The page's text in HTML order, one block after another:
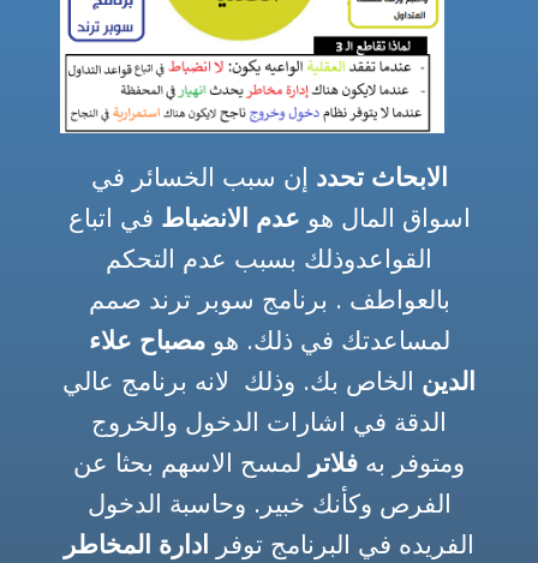
توقف الآن عن تتبع التوصيات هنا
وهناك واعتمد على نفسك في
اتخاذ القرار
سوبر ترند هو برنامج حاسوبي
يعمل كتطبيق جوال او على
الكومبيوتر يساعدك في اتخاذ
القرار في الاسواق المالية. هو
الابحاث تحدد إن سبب الخسائر في
اسواق المال هو عدم الانضباط في اتباع
القواعدوذلك بسبب عدم التحكم
بالعواطف . برنامج سوبر ترند صمم
لمساعدتك في ذلك. هومصباح علاء
الدين الخاص بك. وذلك لانه برنامج عالي
الدقة في اشارات الدخول والخروج
ومتوفر به فلاتر لمسح الاسهم بحثا عن
الفرص وكأنك خبير. وحاسبة الدخول
الفريده في البرنامج توفر ادارة المخاطر